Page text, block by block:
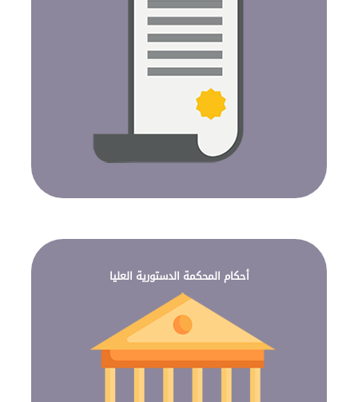
أحكام المحكمة الدستورية العليا